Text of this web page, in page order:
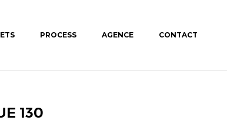
PROCESS AGENCE CONTACT
130